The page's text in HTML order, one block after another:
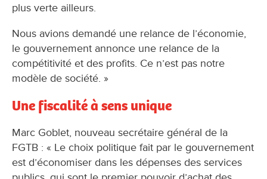
plus verte ailleurs.
Nous avions demandé une relance de l’économie,
le gouvernement annonce une relance de la
compétitivité et des profits. Ce n’est pas notre
modèle de société. »
Une fiscalité à sens unique
Marc Goblet, nouveau secrétaire général de la
FGTB : « Le choix politique fait par le gouvernement
est d’économiser dans les dépenses des services